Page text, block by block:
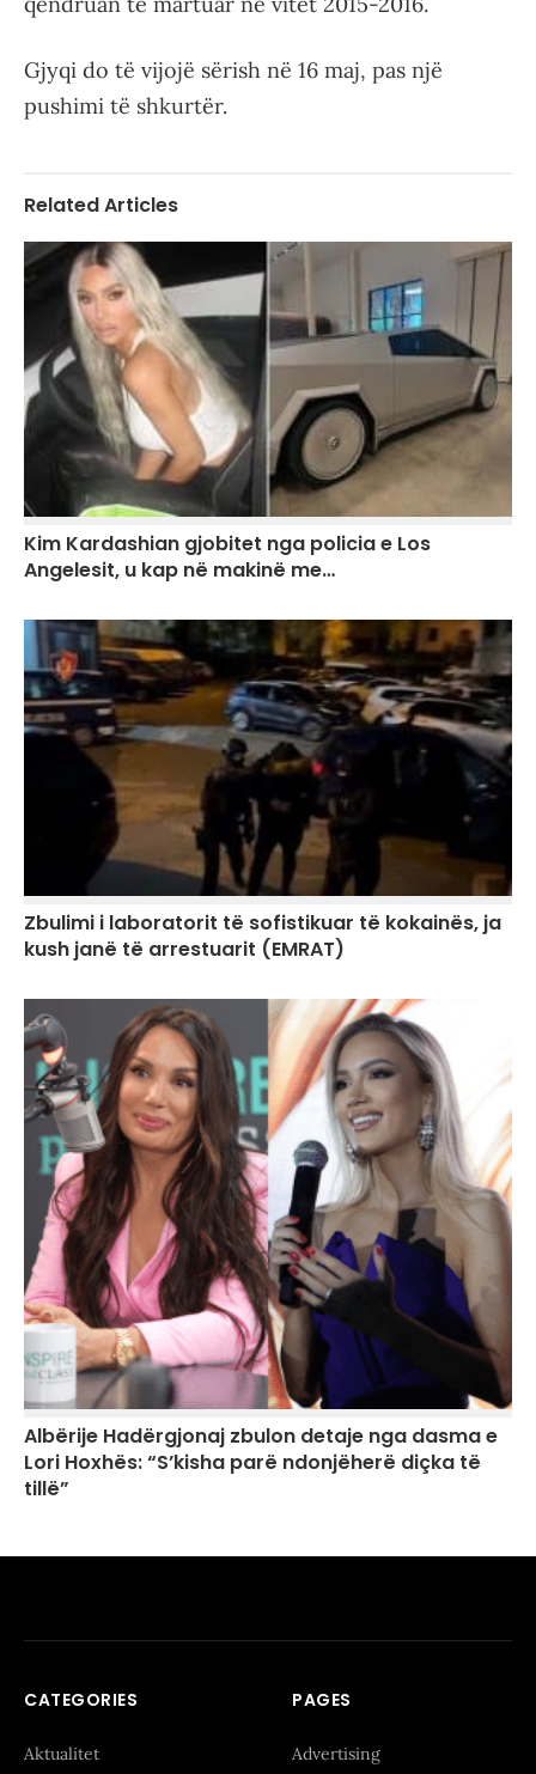
Gjyqi do të vijojë sërish në 16 maj, pas një
pushimi të shkurtër.
Related Articles
Kim Kardashian gjobitet nga policia e Los
Angelesit, u kap në makinë me…
Zbulimi i laboratorit të sofistikuar të kokainës, ja
kush janë të arrestuarit (EMRAT)
Albërije Hadërgjonaj zbulon detaje nga dasma e
Lori Hoxhës: “S’kisha parë ndonjëherë diçka të
tillë”
CATEGORIES
Aktualitet
PAGES
Advertising